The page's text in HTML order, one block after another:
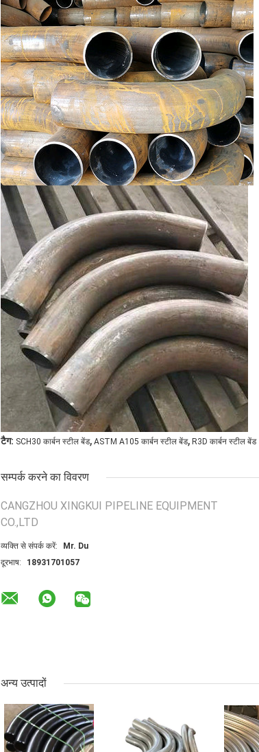
टैग: SCH30 कार्बन स्टील बेंड, ASTM A105 कार्बन स्टील बेंड, R3D कार्बन स्टील बेंड
सम्पर्क करने का विवरण
CANGZHOU XINGKUI PIPELINE EQUIPMENT
CO.,LTD
व्यक्ति से संपर्क करें:
Mr. Du
दूरभाष:
18931701057
अन्य उत्पादों